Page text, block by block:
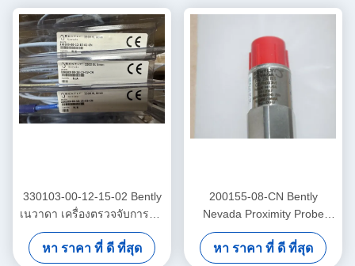
330103-00-12-15-02 Bently
เนวาดา เครื่องตรวจจับการสั่น
3300 Xl เครื่องตรวจจับความ
ใกล้ชิด
หา ราคา ที่ ดี ที่สุด
200155-08-CN Bently
Nevada Proximity Probe
ความถี่ต่ํา เทรนด์มาสเตอร์
โปร แอคเซเลโรเมตร
หา ราคา ที่ ดี ที่สุด